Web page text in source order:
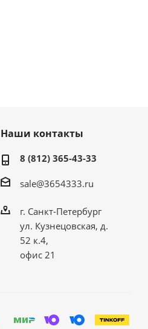
Наши контакты
8 (812) 365-43-33
sale@3654333.ru
г. Санкт-Петербург
ул. Кузнецовская, д.
52 к.4,
офис 21